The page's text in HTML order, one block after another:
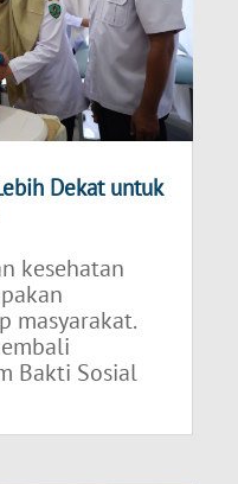
Dekat untuk
kesehatan
masyarakat.
Bakti Sosial